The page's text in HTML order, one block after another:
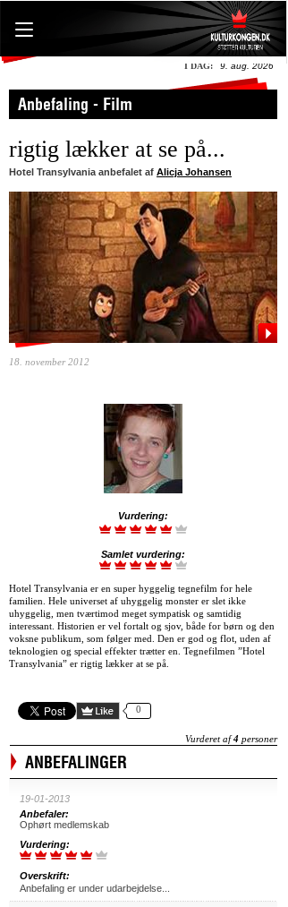
I DAG: 9. aug. 2026
Anbefaling - Film
rigtig lækker at se på...
Hotel Transylvania anbefalet af Alicja Johansen
18. november 2012
Vurdering:
Samlet vurdering:
Hotel Transylvania er en super hyggelig tegnefilm for hele
familien. Hele universet af uhyggelig monster er slet ikke
uhyggelig, men tværtimod meget sympatisk og samtidig
interessant. Historien er vel fortalt og sjov, både for børn og den
voksne publikum, som følger med. Den er god og flot, uden af
teknologien og special effekter trætter en. Tegnefilmen ”Hotel
Transylvania” er rigtig lækker at se på.
0
Vurderet af4 personer
ANBEFALINGER
19-01-2013
Anbefaler:
Ophørt medlemskab
Vurdering:
Overskrift:
Anbefaling er under udarbejdelse...